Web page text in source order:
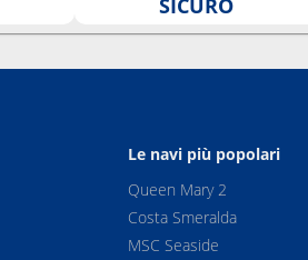
Le navi più popolari
Queen Mary 2
Costa Smeralda
MSC Seaside